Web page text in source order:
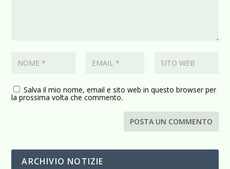
Salva il mio nome, email e sito web in questo browser per
la prossima volta che commento.
ARCHIVIO NOTIZIE